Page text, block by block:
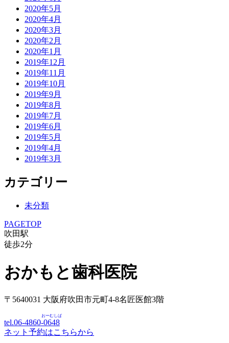
2020年5月
2020年4月
2020年3月
2020年2月
2020年1月
2019年12月
2019年11月
2019年10月
2019年9月
2019年8月
2019年7月
2019年6月
2019年5月
2019年4月
2019年3月
カテゴリー
未分類
PAGETOP
吹田駅
徒歩2分
おかもと歯科医院
〒5640031 大阪府吹田市元町4-8名匠医館3階
tel.06-4860-0648
おーむしば
ネット予約はこちらから